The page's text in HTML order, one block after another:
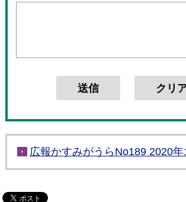
広報かすみがうらNo189 2020